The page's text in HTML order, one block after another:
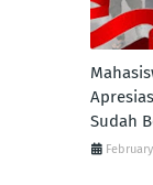
Sudah